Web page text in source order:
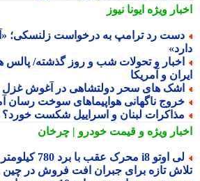
ویژهایونا نیوز
رد ترامپ به درخواست زلنسکی؛
و تحولات شب و روز گذشته/ پالس های
و آمریکا
های سحر دولتشاهی در آغوش غزل
ناگهانی هواپیماهای سوخت رسان
لبنان و اسراییل شکست خورد؟
ویژهو قیمت خودرو | چرخان
تازه برای جبران افت فروش در چین